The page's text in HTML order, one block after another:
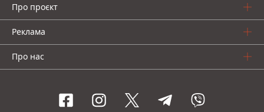
Про проєкт
Реклама
Про нас